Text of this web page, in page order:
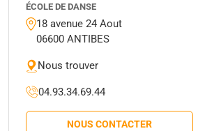
ÉCOLE DE DANSE
18 avenue 24 Aout
06600 ANTIBES
Nous trouver
04.93.34.69.44
NOUS CONTACTER